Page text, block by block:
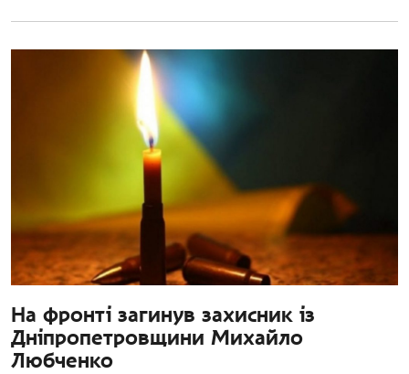
На фронті загинув захисник із
Дніпропетровщини Михайло
Любченко